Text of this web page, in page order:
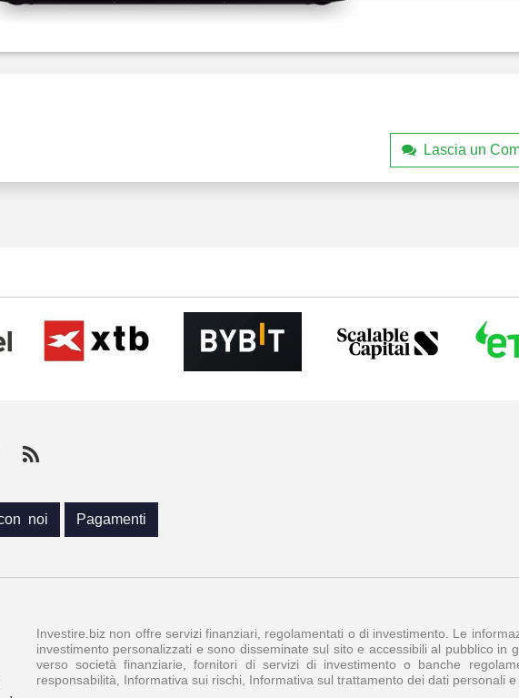
Lascia un
noi Pagamenti
Investire.biz non offre servizi finanziari, regolamentati o di investimento. Le
investimento personalizzati e sono disseminate sul sito e accessibili al pubblico
verso società finanziarie, fornitori di servizi di investimento o banche
responsabilità, Informativa sui rischi, Informativa sul trattamento dei dati personali